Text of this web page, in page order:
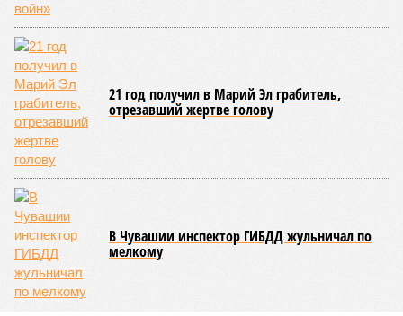
была создана в 1990-х годах. С того периода дисциплина
переживает этап активного возрождения, сохраняя при
этом неразрывную связь с многовековыми народными
традициями.
В настоящее время керешу демонстрирует рост
популярности. В 2024 году в столице республики, городе
Чебоксары, на базе спортивной школы № 11 состоялось
торжественное открытие Республиканского центра
единоборств «Керешу». площадка имеет все необходимые
условия для полноценной подготовки спортсменов
высокого класса.
В том же году был проведён первый официальный
чемпионат по керешу, участие в котором приняли
сильнейшие борцы со всех районов Чувашии; турнир
наглядно продемонстрировал динамичный и зрелищный